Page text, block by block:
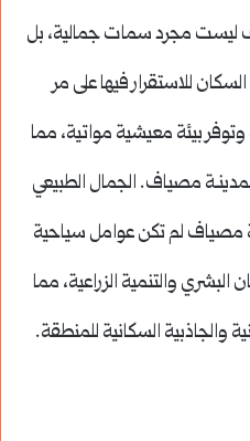
ليست مجرد سمات جمالية، بل
للاستقرار فيها على مر
بيئة معيشية مواتية، مما
لمدينـة مصياف. الجمال الطبيعي
مصياف لم تكن عوامل سياحية
والتنمية الزراعية، مما
والجاذبية السكانية للمنطقة.